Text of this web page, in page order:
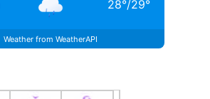
28°/29°
Weather from WeatherAPI